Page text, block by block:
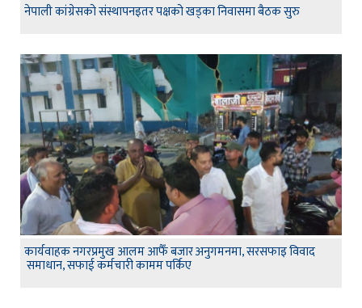
नेपाली कांग्रेसको संस्थापनइतर पक्षको खड्का निवासमा बैठक सुरु
कार्यवाहक नगरप्रमुख आलम आफैँ बजार अनुगमनमा, सरसफाइ विवाद
समाधान, सफाई कर्मचारी कामम पर्किए